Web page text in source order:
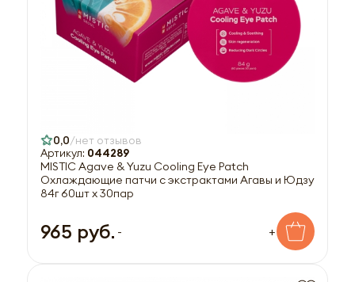
0,0 нет отзывов
Артикул: 044289
MISTIC Agave & Yuzu Cooling Eye Patch
Охлаждающие патчи с экстрактами Агавы и Юдзу
84г 60шт х 30пар
965 руб. - +